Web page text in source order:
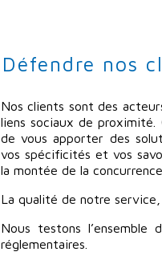
Défendre nos
Nos clients sont des
liens sociaux de
de vous apporter des
vos spécificités et vos
la montée de la
La qualité de notre
Nous testons l’ensemble
réglementaires.